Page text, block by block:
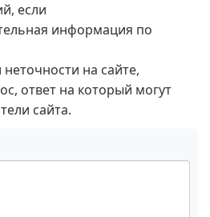
если
информация по
на сайте,
ответ на который могут
сайта.